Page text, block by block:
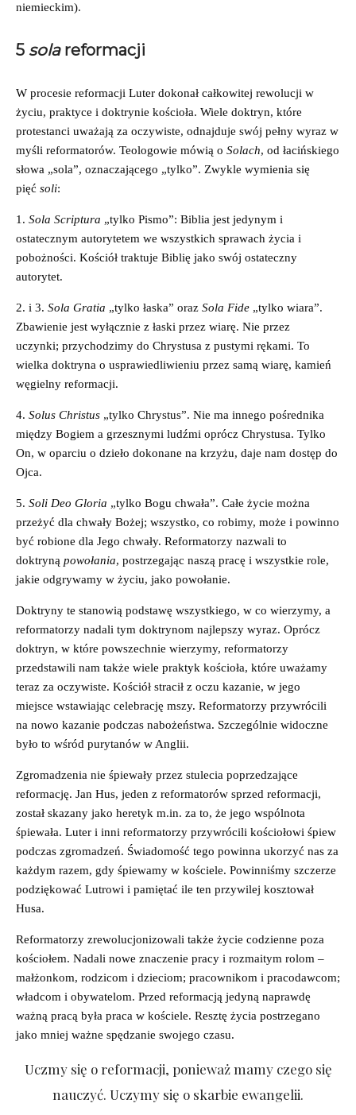
niemieckim).
5 solareformacji
W procesie reformacji Luter dokonał całkowitej rewolucji w
życiu, praktyce i doktrynie kościoła. Wiele doktryn, które
protestanci uważają za oczywiste, odnajduje swój pełny wyraz w
myśli reformatorów. Teologowie mówią o Solach, od łacińskiego
słowa „sola”, oznaczającego „tylko”. Zwykle wymienia się
pięć soli:
1. Sola Scriptura „tylko Pismo”: Biblia jest jedynym i
ostatecznym autorytetem we wszystkich sprawach życia i
pobożności. Kościół traktuje Biblię jako swój ostateczny
autorytet.
2. i 3. Sola Gratia „tylko łaska” oraz Sola Fide „tylko wiara”.
Zbawienie jest wyłącznie z łaski przez wiarę. Nie przez
uczynki; przychodzimy do Chrystusa z pustymi rękami. To
wielka doktryna o usprawiedliwieniu przez samą wiarę, kamień
węgielny reformacji.
4. Solus Christus „tylko Chrystus”. Nie ma innego pośrednika
między Bogiem a grzesznymi ludźmi oprócz Chrystusa. Tylko
On, w oparciu o dzieło dokonane na krzyżu, daje nam dostęp do
Ojca.
5. Soli Deo Gloria „tylko Bogu chwała”. Całe życie można
przeżyć dla chwały Bożej; wszystko, co robimy, może i powinno
być robione dla Jego chwały. Reformatorzy nazwali to
doktryną powołania, postrzegając naszą pracę i wszystkie role,
jakie odgrywamy w życiu, jako powołanie.
Doktryny te stanowią podstawę wszystkiego, w co wierzymy, a
reformatorzy nadali tym doktrynom najlepszy wyraz. Oprócz
doktryn, w które powszechnie wierzymy, reformatorzy
przedstawili nam także wiele praktyk kościoła, które uważamy
teraz za oczywiste. Kościół stracił z oczu kazanie, w jego
miejsce wstawiając celebrację mszy. Reformatorzy przywrócili
na nowo kazanie podczas nabożeństwa. Szczególnie widoczne
było to wśród purytanów w Anglii.
Zgromadzenia nie śpiewały przez stulecia poprzedzające
reformację. Jan Hus, jeden z reformatorów sprzed reformacji,
został skazany jako heretyk m.in. za to, że jego wspólnota
śpiewała. Luter i inni reformatorzy przywrócili kościołowi śpiew
podczas zgromadzeń. Świadomość tego powinna ukorzyć nas za
każdym razem, gdy śpiewamy w kościele. Powinniśmy szczerze
podziękować Lutrowi i pamiętać ile ten przywilej kosztował
Husa.
Reformatorzy zrewolucjonizowali także życie codzienne poza
kościołem. Nadali nowe znaczenie pracy i rozmaitym rolom –
małżonkom, rodzicom i dzieciom; pracownikom i pracodawcom;
władcom i obywatelom. Przed reformacją jedyną naprawdę
ważną pracą była praca w kościele. Resztę życia postrzegano
jako mniej ważne spędzanie swojego czasu.
Uczmy się o reformacji, ponieważ mamy czego się
nauczyć. Uczymy się o skarbie ewangelii.